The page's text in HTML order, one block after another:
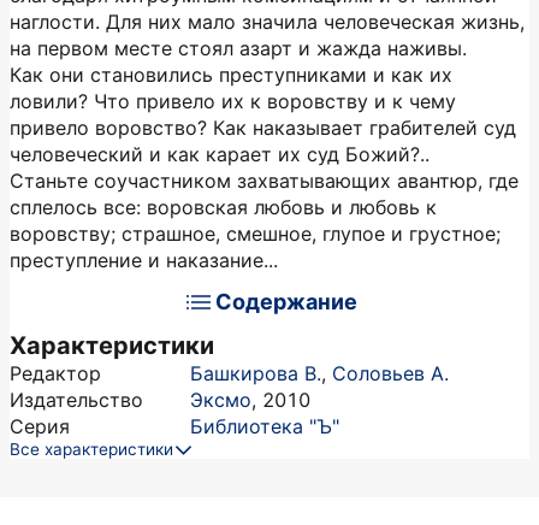
наглости. Для них мало значила человеческая жизнь,
на первом месте стоял азарт и жажда наживы.
Как они становились преступниками и как их
ловили? Что привело их к воровству и к чему
привело воровство? Как наказывает грабителей суд
человеческий и как карает их суд Божий?..
Станьте соучастником захватывающих авантюр, где
сплелось все: воровская любовь и любовь к
воровству; страшное, смешное, глупое и грустное;
преступление и наказание...
Содержание
Характеристики
Редактор Башкирова В., Соловьев А.
Издательство
Эксмо, 2010
Серия
Библиотека "Ъ"
Все характеристики